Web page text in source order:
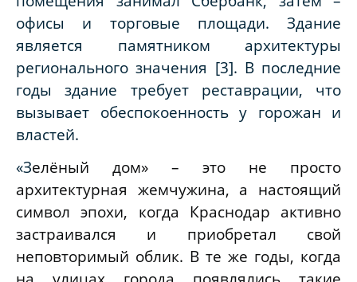
офисы и торговые площади. Здание
является памятником архитектуры
регионального значения [3]. В последние
годы здание требует реставрации, что
вызывает обеспокоенность у горожан и
властей.
«Зелёный дом» – это не просто
архитектурная жемчужина, а настоящий
символ эпохи, когда Краснодар активно
застраивался и приобретал свой
неповторимый облик. В те же годы, когда